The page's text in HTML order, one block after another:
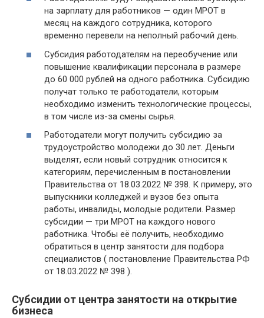
на зарплату для работников — один МРОТ в
месяц на каждого сотрудника, которого
временно перевели на неполный рабочий день.
Субсидия работодателям на переобучение или
повышение квалификации персонала в размере
до 60 000 рублей на одного работника. Субсидию
получат только те работодатели, которым
необходимо изменить технологические процессы,
в том числе из-за смены сырья.
Работодатели могут получить субсидию за
трудоустройство молодежи до 30 лет. Деньги
выделят, если новый сотрудник относится к
категориям, перечисленным в постановлении
Правительства от 18.03.2022 № 398. К примеру, это
выпускники колледжей и вузов без опыта
работы, инвалиды, молодые родители. Размер
субсидии — три МРОТ на каждого нового
работника. Чтобы её получить, необходимо
обратиться в центр занятости для подбора
специалистов ( постановление Правительства РФ
от 18.03.2022 № 398 ).
Субсидии от центра занятости на открытие
бизнеса